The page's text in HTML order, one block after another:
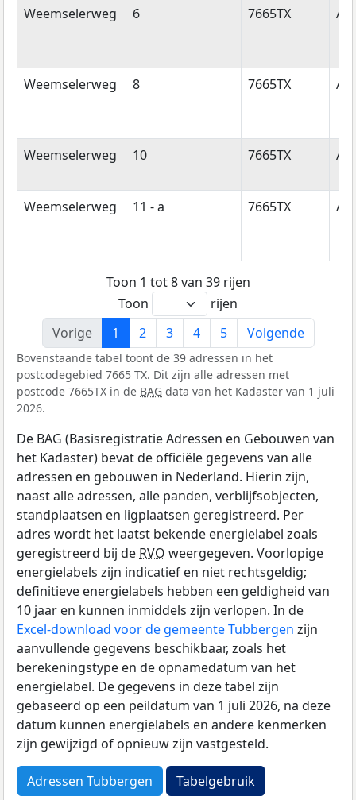
Weemselerweg 6 7665TX
Weemselerweg 8 7665TX
Weemselerweg 10 7665TX
Weemselerweg 11 - a 7665TX
Toon 1 tot 8 van 39 rijen
Toon
rijen
Vorige
1 2 3 4 5 Volgende
Bovenstaande tabel toont de 39 adressen in het
postcodegebied 7665 TX. Dit zijn alle adressen met
postcode 7665TX in de BAG data van het Kadaster van 1 juli
2026.
De BAG (Basisregistratie Adressen en Gebouwen van
het Kadaster) bevat de officiële gegevens van alle
adressen en gebouwen in Nederland. Hierin zijn,
naast alle adressen, alle panden, verblijfsobjecten,
standplaatsen en ligplaatsen geregistreerd. Per
adres wordt het laatst bekende energielabel zoals
geregistreerd bij de RVO weergegeven. Voorlopige
energielabels zijn indicatief en niet rechtsgeldig;
definitieve energielabels hebben een geldigheid van
10 jaar en kunnen inmiddels zijn verlopen. In de
Excel-download voor de gemeente Tubbergen zijn
aanvullende gegevens beschikbaar, zoals het
berekeningstype en de opnamedatum van het
energielabel. De gegevens in deze tabel zijn
gebaseerd op een peildatum van 1 juli 2026, na deze
datum kunnen energielabels en andere kenmerken
zijn gewijzigd of opnieuw zijn vastgesteld.
Adressen Tubbergen Tabelgebruik